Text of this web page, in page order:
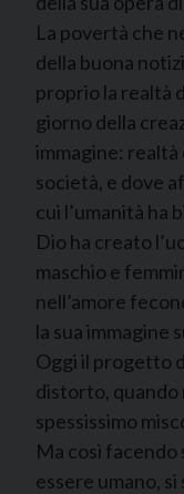
La povertà che
della buona
proprio la realtà
giorno della
immagine: realtà
società, e dove
cui l’umanità ha
Dio ha creato
maschio e
nell’amore
la sua immagine
Oggi il progetto
distorto, quando
spessissimo
Ma così facendo
essere umano,